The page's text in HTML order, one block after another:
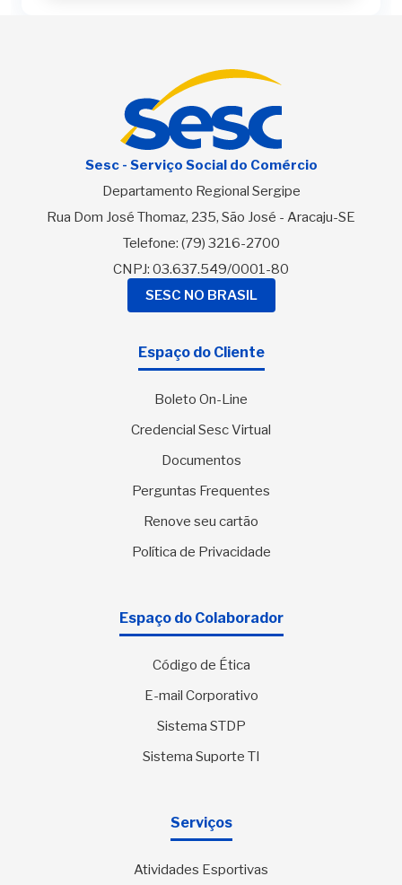
Sesc - Serviço Social do Comércio
Departamento Regional Sergipe
Rua Dom José Thomaz, 235, São José - Aracaju-SE
Telefone: (79) 3216-2700
CNPJ: 03.637.549/0001-80
SESC NO BRASIL
Espaço do Cliente
Boleto On-Line
Credencial Sesc Virtual
Documentos
Perguntas Frequentes
Renove seu cartão
Política de Privacidade
Espaço do Colaborador
Código de Ética
E-mail Corporativo
Sistema STDP
Sistema Suporte TI
Serviços
Atividades Esportivas